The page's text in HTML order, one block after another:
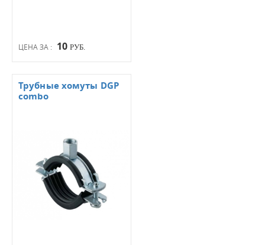
ЦЕНА ЗА : 10 РУБ.
Трубные хомуты DGP
combo